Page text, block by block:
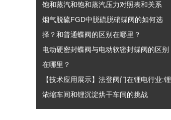
饱和蒸汽和饱和蒸汽压力对照表和关系
烟气脱硫FGD中脱硫脱硝蝶阀的如何选
择？和普通蝶阀的区别在哪里？
电动硬密封蝶阀与电动软密封蝶阀的区别
在哪里？
【技术应用展示】法登阀门在锂电行业:锂
浓缩车间和锂沉淀烘干车间的挑战